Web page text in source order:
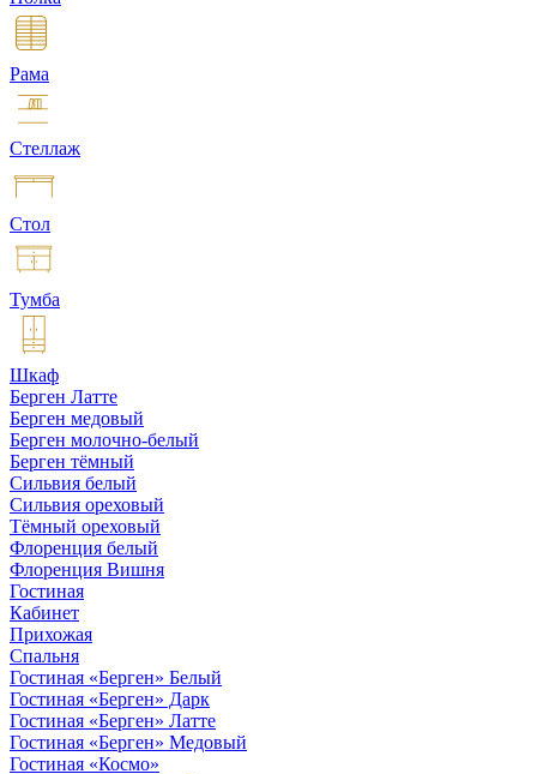
Рама
Стеллаж
Стол
Тумба
Шкаф
Берген Латте
Берген медовый
Берген молочно-белый
Берген тёмный
Сильвия белый
Сильвия ореховый
Тёмный ореховый
Флоренция белый
Флоренция Вишня
Гостиная
Кабинет
Прихожая
Спальня
Гостиная «Берген» Белый
Гостиная «Берген» Дарк
Гостиная «Берген» Латте
Гостиная «Берген» Медовый
Гостиная «Космо»